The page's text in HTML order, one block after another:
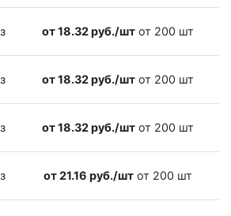
от 18.32 руб./штот 200 шт
от 18.32 руб./штот 200 шт
от 18.32 руб./штот 200 шт
от 21.16 руб./штот 200 шт